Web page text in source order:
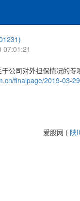
07:01:21
公司对外担保情况的专
finalpage/2019-03-
爱股网 ( 陕